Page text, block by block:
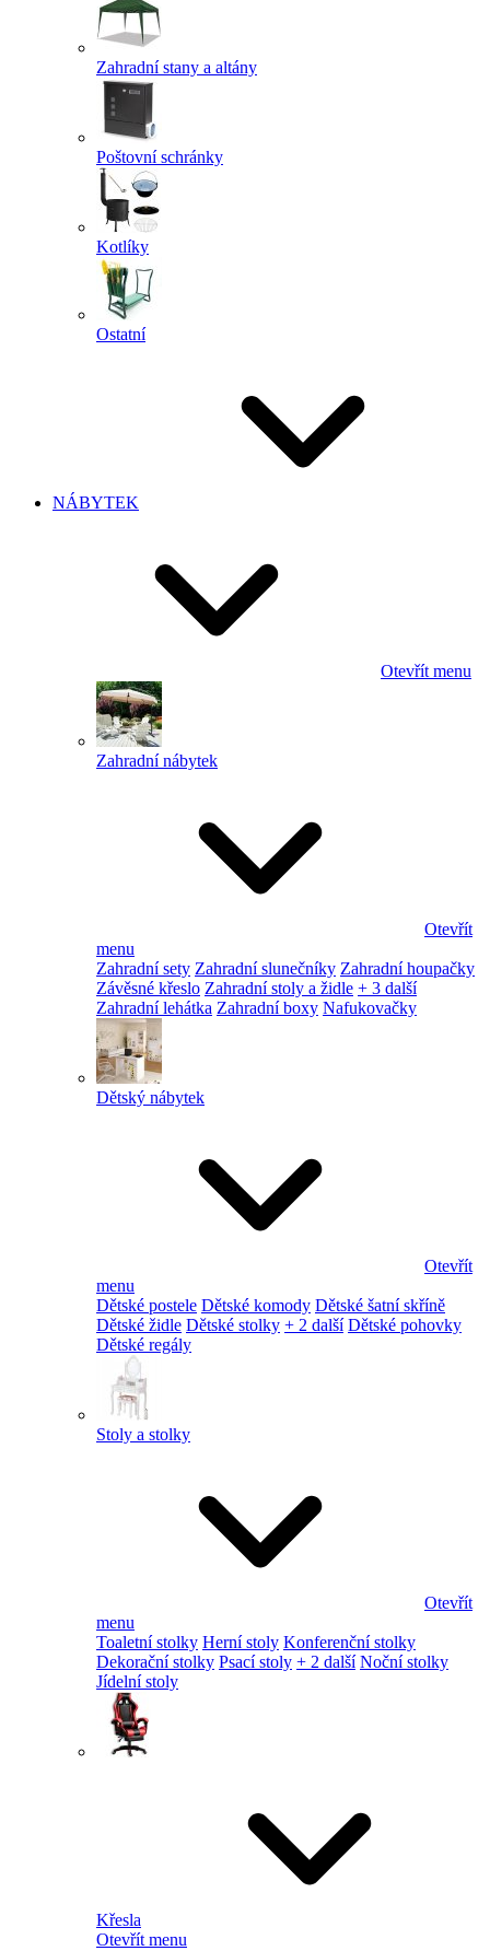
Zahradní stany a altány
Poštovní schránky
Kotlíky
Ostatní
NÁBYTEK
Otevřít menu
Zahradní nábytek
Otevřít
menu
Zahradní sety Zahradní slunečníky Zahradní houpačky
Závěsné křeslo Zahradní stoly a židle + 3 další
Zahradní lehátka Zahradní boxy Nafukovačky
Dětský nábytek
Otevřít
menu
Dětské postele Dětské komody Dětské šatní skříně
Dětské židle Dětské stolky + 2 další Dětské pohovky
Dětské regály
Stoly a stolky
Otevřít
menu
Toaletní stolky Herní stoly Konferenční stolky
Dekorační stolky Psací stoly + 2 další Noční stolky
Jídelní stoly
Křesla
Otevřít menu